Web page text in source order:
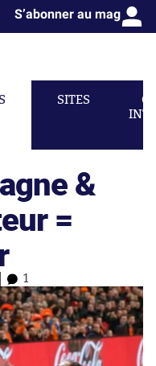
S’abonner au mag
SITES
&
=
1